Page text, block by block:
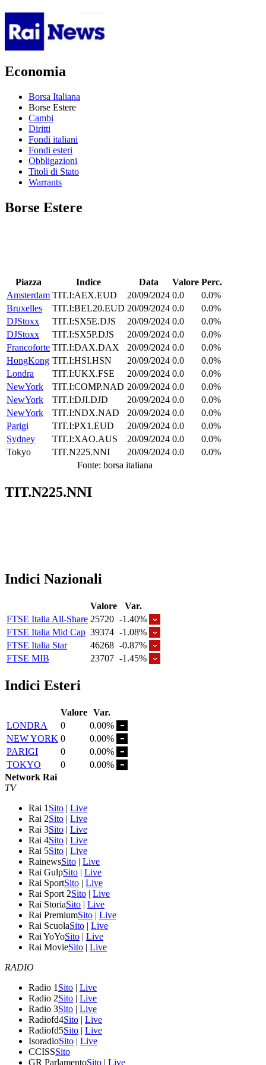
Economia
Borsa Italiana
Borse Estere
Cambi
Diritti
Fondi italiani
Fondi esteri
Obbligazioni
Titoli di Stato
Warrants
Borse Estere
Piazza Indice Data Valore Perc.
Amsterdam TIT.I:AEX.EUD 20/09/2024 0.0
0.0%
Bruxelles
TIT.I:BEL20.EUD 20/09/2024 0.0
0.0%
DJStoxx
TIT.I:SX5E.DJS 20/09/2024 0.0
0.0%
DJStoxx
TIT.I:SX5P.DJS 20/09/2024 0.0
0.0%
Francoforte TIT.I:DAX.DAX 20/09/2024 0.0
0.0%
HongKong TIT.I:HSI.HSN 20/09/2024 0.0
0.0%
Londra
TIT.I:UKX.FSE 20/09/2024 0.0
0.0%
NewYork
TIT.I:COMP.NAD 20/09/2024 0.0
0.0%
NewYork
TIT.I:DJI.DJD 20/09/2024 0.0
0.0%
NewYork
TIT.I:NDX.NAD 20/09/2024 0.0
0.0%
Parigi
TIT.I:PX1.EUD 20/09/2024 0.0
0.0%
Sydney
TIT.I:XAO.AUS 20/09/2024 0.0
0.0%
Tokyo
TIT.N225.NNI 20/09/2024 0.0
0.0%
Fonte: borsa italiana
TIT.N225.NNI
Indici Nazionali
Valore
Var.
FTSE Italia All-Share 25720 -1.40%
FTSE Italia Mid Cap 39374 -1.08%
FTSE Italia Star
46268 -0.87%
FTSE MIB
23707 -1.45%
Indici Esteri
Valore Var.
LONDRA
0
0.00%
NEW YORK 0
0.00%
PARIGI
0
0.00%
TOKYO
0
0.00%
Network Rai
TV
Rai 1 Sito | Live
Rai 2Sito | Live
Rai 3Sito | Live
Rai 4Sito | Live
Rai 5Sito | Live
RainewsSito | Live
Rai GulpSito | Live
Rai SportSito | Live
Rai Sport 2Sito | Live
Rai StoriaSito | Live
Rai PremiumSito | Live
Rai ScuolaSito | Live
Rai YoYoSito | Live
Rai MovieSito | Live
RADIO
Radio 1 Sito | Live
Radio 2Sito | Live
Radio 3Sito | Live
Radiofd4Sito | Live
Radiofd5Sito | Live
IsoradioSito | Live
CCISSSito
GR ParlamentoSito | Live